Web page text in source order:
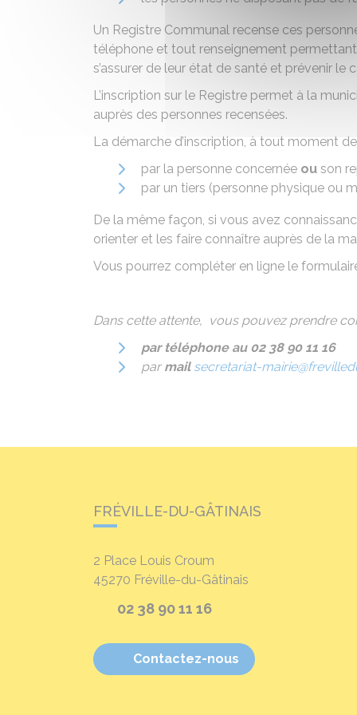
Un Registre Communal recense ces
téléphone et tout renseignement
s’assurer de leur état de santé et prévenir
L’inscription sur le Registre permet à la
auprès des personnes recensées.
La démarche d’inscription, à tout moment
par la personne concernée ou son
par un tiers (personne physique ou
De la même façon, si vous avez
orienter et les faire connaître auprès de la
Vous pourrez compléter en ligne le
Dans cette attente, vous pouvez prendre
par téléphone au 02 38 90 11 16
par mail secretariat-
FRÉVILLE-DU-GÂTINAIS
2 Place Louis Croum
45270 Fréville-du-Gâtinais
02 38 90 11 16
Contactez-nous